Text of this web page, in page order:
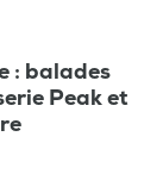
: balades
Peak et